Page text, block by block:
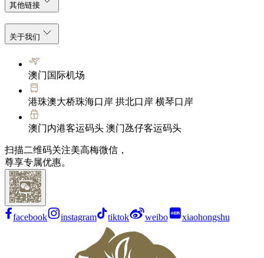
其他链接
关于我们
澳门国际机场
港珠澳大桥珠海口岸 拱北口岸 横琴口岸
澳门内港客运码头 澳门氹仔客运码头
扫描二维码关注美高梅微信，
尊享专属优惠。
facebook instagram tiktok weibo xiaohongshu